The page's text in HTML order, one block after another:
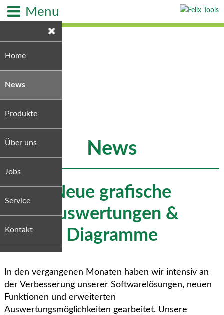
Menu
Home
News
Produkte
Über uns
Jobs
Service
Kontakt
News
Neue grafische
Auswertungen &
Diagramme
In den vergangenen Monaten haben wir intensiv an
der Verbesserung unserer Softwarelösungen, neuen
Funktionen und erweiterten
Auswertungsmöglichkeiten gearbeitet. Unsere